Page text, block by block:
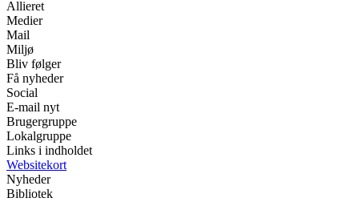
Allieret
Medier
Mail
Miljø
Bliv følger
Få nyheder
Social
E-mail nyt
Brugergruppe
Lokalgruppe
Links i indholdet
Websitekort
Nyheder
Bibliotek